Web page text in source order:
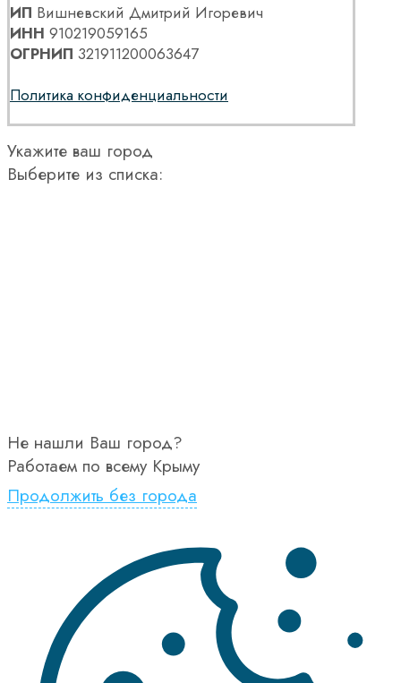
ИП Вишневский Дмитрий Игоревич
ИНН 910219059165
ОГРНИП 321911200063647
Политика конфиденциальности
Укажите ваш город
Выберите из списка:
Не нашли Ваш город?
Работаем по всему Крыму
Продолжить без города